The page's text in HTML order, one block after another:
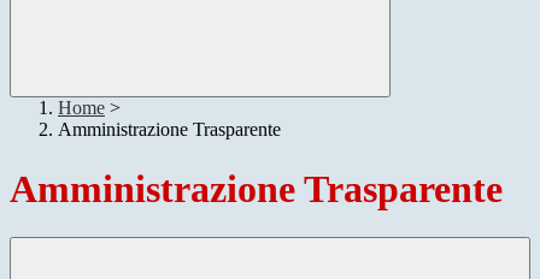
Home >
Amministrazione Trasparente
Amministrazione Trasparente